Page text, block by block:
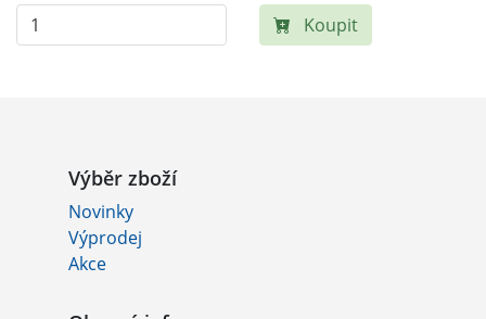
Koupit
Výběr zboží
Novinky
Výprodej
Akce